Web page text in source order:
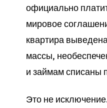
официально
мировое
квартира
массы,
и займам списаны
Это не